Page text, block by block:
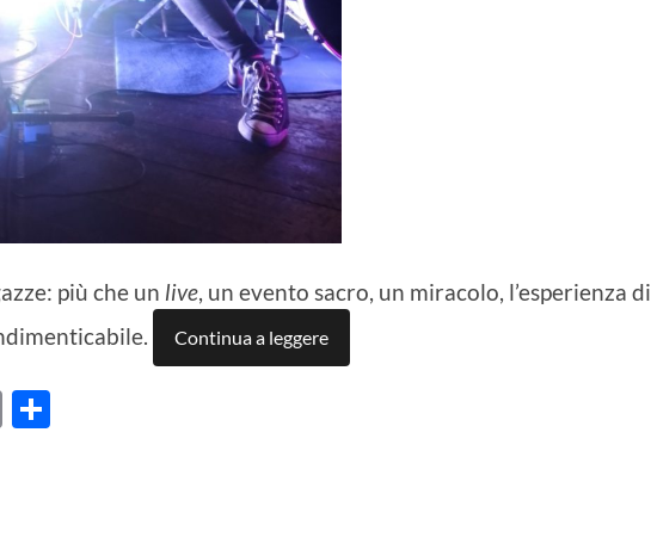
più che un live, un evento sacro, un miracolo, l’esperienza di
Continua a leggere
Email